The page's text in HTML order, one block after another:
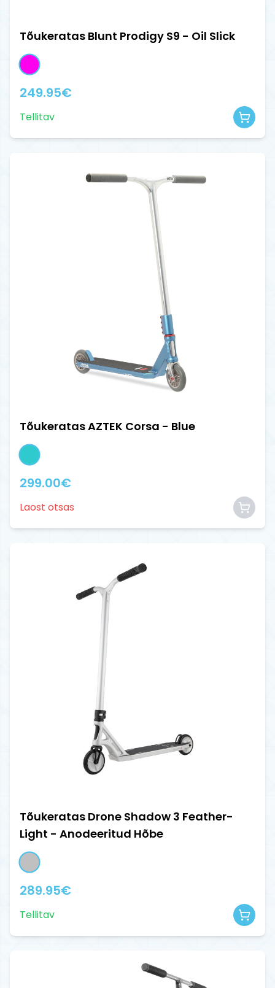
Tõukeratas Blunt Prodigy S9 - Oil Slick
249.95€
Tellitav
Tõukeratas AZTEK Corsa - Blue
299.00€
Laost otsas
Tõukeratas Drone Shadow 3 Feather-
Light - Anodeeritud Hõbe
289.95€
Tellitav